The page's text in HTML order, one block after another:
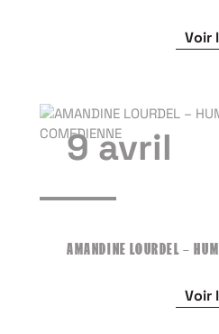
Voir
9 avril
AMANDINE LOURDEL –
Voir